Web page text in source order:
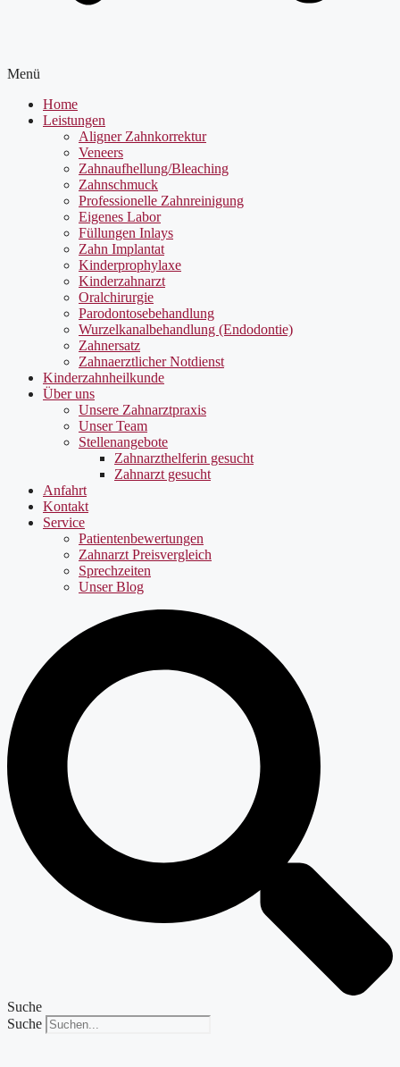
Menü
Home
Leistungen
Aligner Zahnkorrektur
Veneers
Zahnaufhellung/Bleaching
Zahnschmuck
Professionelle Zahnreinigung
Eigenes Labor
Füllungen Inlays
Zahn Implantat
Kinderprophylaxe
Kinderzahnarzt
Oralchirurgie
Parodontosebehandlung
Wurzelkanalbehandlung (Endodontie)
Zahnersatz
Zahnaerztlicher Notdienst
Kinderzahnheilkunde
Über uns
Unsere Zahnarztpraxis
Unser Team
Stellenangebote
Zahnarzthelferin gesucht
Zahnarzt gesucht
Anfahrt
Kontakt
Service
Patientenbewertungen
Zahnarzt Preisvergleich
Sprechzeiten
Unser Blog
Suche
Suche